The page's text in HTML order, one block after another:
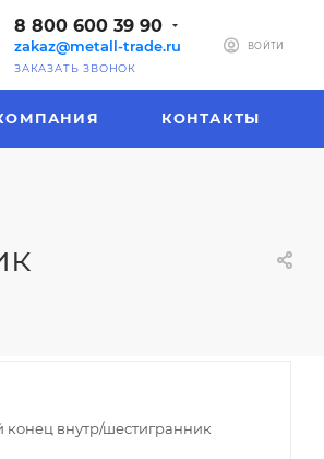
8 800 600 39 90
zakaz@metall-trade.ru
ЗАКАЗАТЬ ЗВОНОК
ВОЙТИ
КОНТАКТЫ
конец внутр/шестигранник